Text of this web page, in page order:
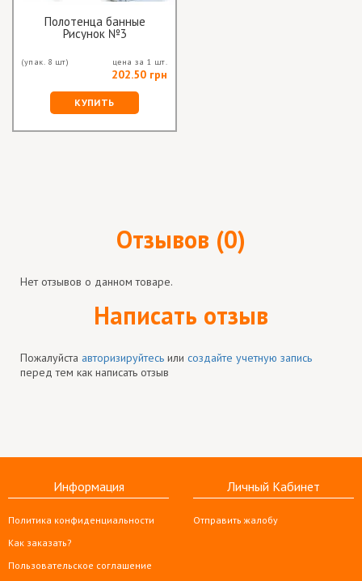
Полотенца банные
Рисунок №3
(упак. 8 шт) цена за 1 шт.
202.50 грн
КУПИТЬ
Отзывов (0)
Нет отзывов о данном товаре.
Написать отзыв
Пожалуйста авторизируйтесь или создайте учетную запись
перед тем как написать отзыв
Информация
Политика конфиденциальности
Как заказать?
Пользовательское соглашение
Личный Кабинет
Отправить жалобу